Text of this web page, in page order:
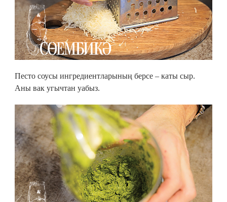
Песто соусы ингредиентларының берсе – каты сыр.
Аны вак угычтан уабыз.